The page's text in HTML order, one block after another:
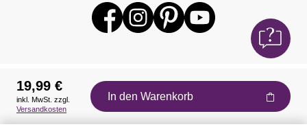
Auszeichnungen
19,99 €
inkl. MwSt. zzgl.
Versandkosten
In den Warenkorb